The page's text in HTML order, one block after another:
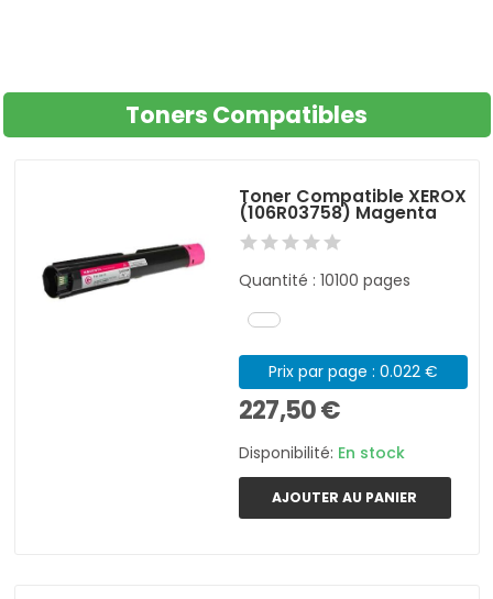
Toners Compatibles
Toner Compatible XEROX
(106R03758) Magenta
Quantité : 10100 pages
Prix par page : 0.022 €
227,50 €
Disponibilité: En stock
AJOUTER AU PANIER